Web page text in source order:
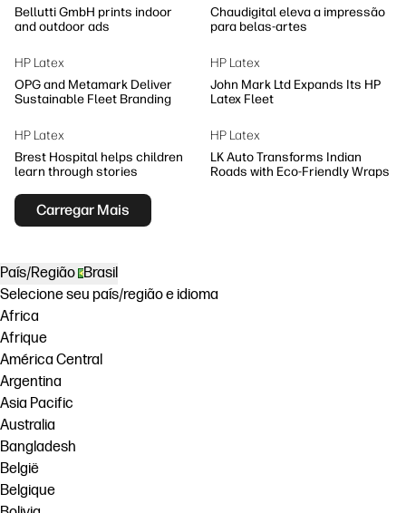
Bellutti GmbH prints indoor
and outdoor ads
Chaudigital eleva a impressão
para belas-artes
HP Latex
OPG and Metamark Deliver
Sustainable Fleet Branding
HP Latex
John Mark Ltd Expands Its HP
Latex Fleet
HP Latex
Brest Hospital helps children
learn through stories
HP Latex
LK Auto Transforms Indian
Roads with Eco-Friendly Wraps
Carregar Mais
País/Região Brasil
Selecione seu país/região e idioma
Africa
Afrique
América Central
Argentina
Asia Pacific
Australia
Bangladesh
België
Belgique